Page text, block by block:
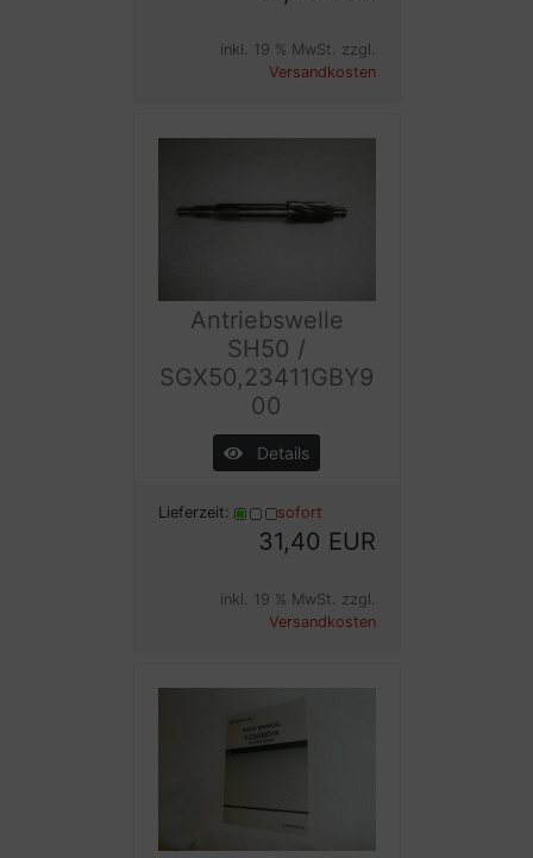
inkl. 19 % MwSt. zzgl.
Versandkosten
Antriebswelle
SH50 /
SGX50,23411GBY9
00
Details
Lieferzeit: sofort
31,40 EUR
inkl. 19 % MwSt. zzgl.
Versandkosten